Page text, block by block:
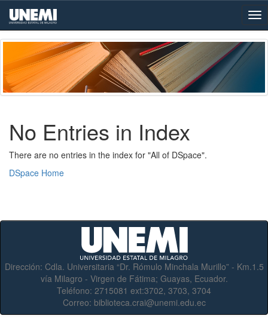
Skip
navigation
No Entries in Index
There are no entries in the index for "All of DSpace".
DSpace Home
Dirección: Cdla. Universitaria “Dr. Rómulo Minchala Murillo” - Km.1.5
vía Milagro - Virgen de Fátima; Guayas, Ecuador.
Teléfono: 2715081 ext:3702, 3703, 3704
Correo: biblioteca.crai@unemi.edu.ec